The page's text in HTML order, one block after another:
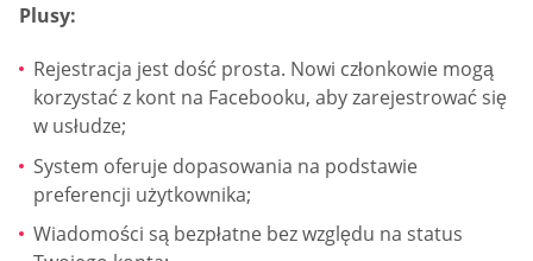
Plusy:
Rejestracja jest dość prosta. Nowi członkowie mogą
korzystać z kont na Facebooku, aby zarejestrować się
w usłudze;
System oferuje dopasowania na podstawie
preferencji użytkownika;
Wiadomości są bezpłatne bez względu na status